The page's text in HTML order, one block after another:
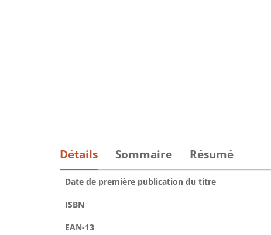
Détails Sommaire Résumé
Date de première publication du titre
ISBN
EAN-13